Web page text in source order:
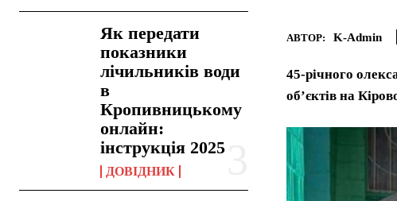
Як передати
показники
лічильників води
в
Кропивницькому
онлайн:
інструкція 2025
ДОВІДНИК
АВТОР: K-Admin
45-річного
об’єктів на